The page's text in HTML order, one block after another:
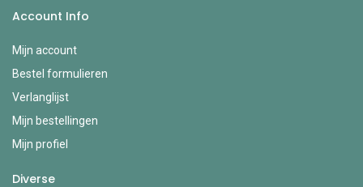
Account Info
Mijn account
Bestel formulieren
Verlanglijst
Mijn bestellingen
Mijn profiel
Diverse